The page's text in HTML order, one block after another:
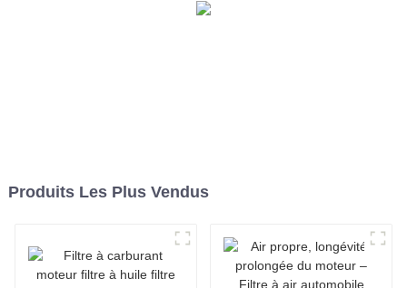
Produits Les Plus Vendus